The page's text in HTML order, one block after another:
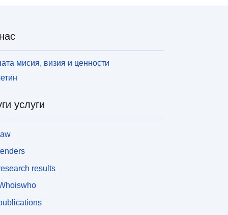
мисия, визия и ценности
услуги
results